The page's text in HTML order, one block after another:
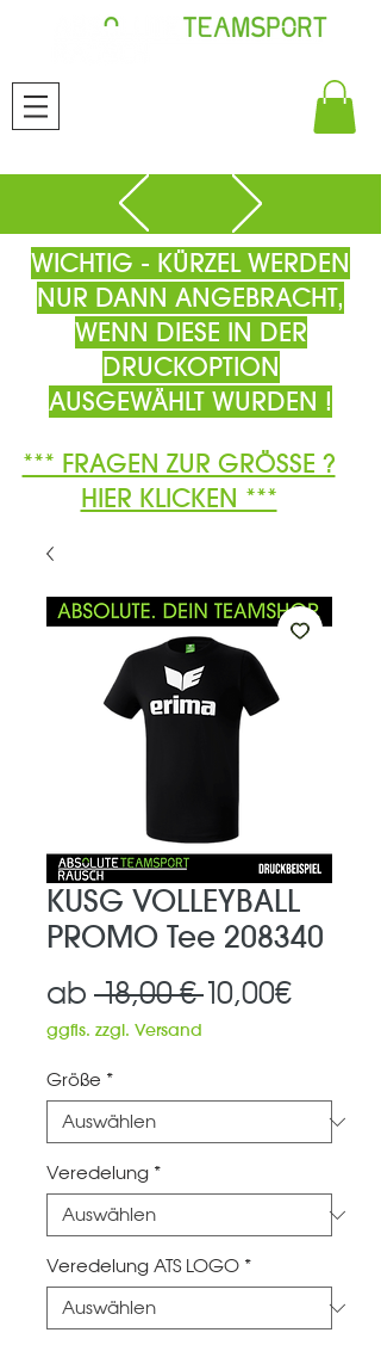
WICHTIG - KÜRZEL WERDEN
NUR DANN ANGEBRACHT,
WENN DIESE IN DER
DRUCKOPTION
AUSGEWÄHLT WURDEN !
*** FRAGEN ZUR GRÖSSE ?
HIER KLICKEN ***
KUSG VOLLEYBALL
PROMO Tee 208340
ab 18,00 € Standardpreis
10,00€Sale-
ggfls. zzgl. Versand
Größe *
Veredelung *
Veredelung ATS LOGO *